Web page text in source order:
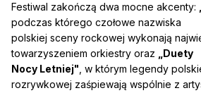
Festiwal zakończą dwa mocne akcenty:
podczas którego czołowe nazwiska
polskiej sceny rockowej wykonają
towarzyszeniem orkiestry oraz
„Duety
Nocy Letniej" , w którym legendy
rozrywkowej zaśpiewają wspólnie z